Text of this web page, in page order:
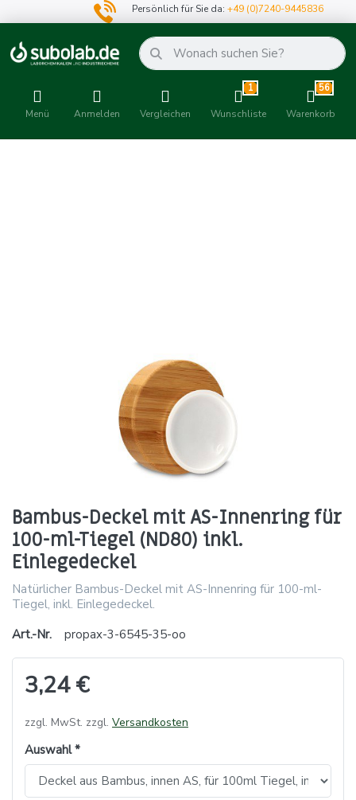
Persönlich für Sie da:+49 (0)7240-9445836
Menü Anmelden Vergleichen
1
Wunschliste
56
Warenkorb
Bambus-Deckel mit AS-Innenring für
100-ml-Tiegel (ND80) inkl.
Einlegedeckel
Natürlicher Bambus-Deckel mit AS-Innenring für 100-ml-
Tiegel, inkl. Einlegedeckel.
Art.-Nr.
propax-3-6545-35-oo
3,24 €
zzgl. MwSt. zzgl. Versandkosten
Auswahl